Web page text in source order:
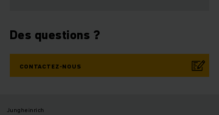
Des questions ?
CONTACTEZ-NOUS
Jungheinrich